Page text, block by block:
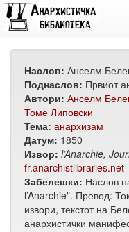
Наслов: Анселм
Поднаслов: Првиот
Автори: Анселм
Томе Липовски
Тема: анархизам
Датум: 1850
Извор: l’Anarchie,
fr.anarchistlibraries.net
Забелешки: Наслов
l’Anarchie". Превод:
извори, текстот на
анархистички